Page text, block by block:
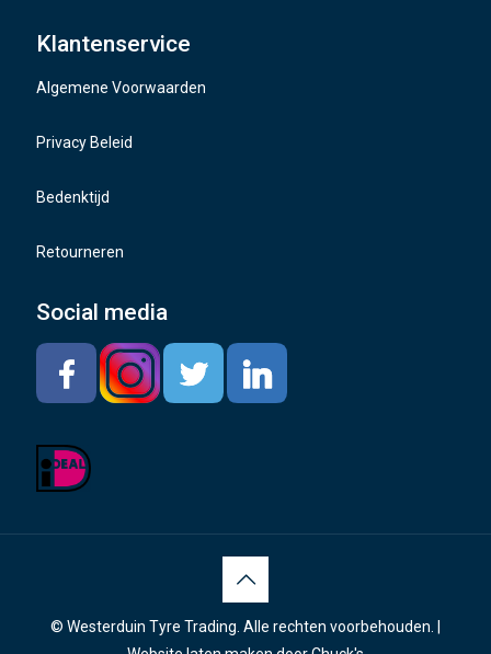
Klantenservice
Algemene Voorwaarden
Privacy Beleid
Bedenktijd
Retourneren
Social media
© Westerduin Tyre Trading. Alle rechten voorbehouden. |